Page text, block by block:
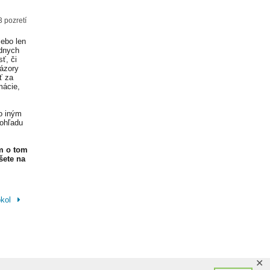
✕
pozretí
len
či
za
iným
o tom
na